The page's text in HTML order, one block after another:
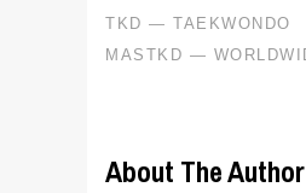
About The Author